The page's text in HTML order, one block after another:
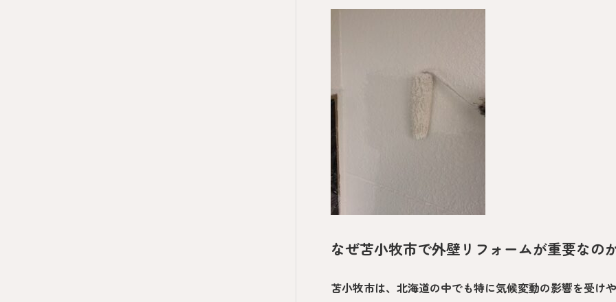
なぜ苫小牧市で外壁リフォームが重要なの
苫小牧市は、北海道の中でも特に気候変動の影響を受け